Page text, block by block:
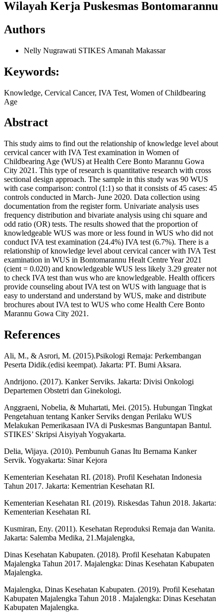
Wilayah Kerja Puskesmas Bontomarannu
Authors
Nelly Nugrawati STIKES Amanah Makassar
Keywords:
Knowledge, Cervical Cancer, IVA Test, Women of Childbearing
Age
Abstract
This study aims to find out the relationship of knowledge level about
cervical cancer with IVA Test examination in Women of
Childbearing Age (WUS) at Health Cere Bonto Marannu Gowa
City 2021. This type of research is quantitative research with cross
sectional design approach. The sample in this study was 90 WUS
with case comparison: control (1:1) so that it consists of 45 cases: 45
controls conducted in March- June 2020. Data collection using
documentation from the register form. Univariate analysis uses
frequency distribution and bivariate analysis using chi square and
odd ratio (OR) tests. The results showed that the proportion of
knowledgeable WUS was more or less found in WUS who did not
conduct IVA test examination (24.4%) IVA test (6.7%). There is a
relationship of knowledge level about cervical cancer with IVA Test
examination in WUS in Bontomarannu Healt Centre Year 2021
(cient = 0.020) and knowledgeable WUS less likely 3.29 greater not
to check IVA test than wus who are knowledgeable. Health officers
provide counseling about IVA test on WUS with language that is
easy to understand and understand by WUS, make and distribute
brochures about IVA test to WUS who come Health Cere Bonto
Marannu Gowa City 2021.
References
Ali, M., & Asrori, M. (2015).Psikologi Remaja: Perkembangan
Peserta Didik.(edisi keempat). Jakarta: PT. Bumi Aksara.
Andrijono. (2017). Kanker Serviks. Jakarta: Divisi Onkologi
Departemen Obstetri dan Ginekologi.
Anggraeni, Nobelia, & Muhartati, Mei. (2015). Hubungan Tingkat
Pengetahuan tentang Kanker Serviks dengan Perilaku WUS
Melakukan Pemerikasaan IVA di Puskesmas Banguntapan Bantul.
STIKES’ Skripsi Aisyiyah Yogyakarta.
Delia, Wijaya. (2010). Pembunuh Ganas Itu Bernama Kanker
Servik. Yogyakarta: Sinar Kejora
Kementerian Kesehatan RI. (2018). Profil Kesehatan Indonesia
Tahun 2017. Jakarta: Kementrian Kesehatan RI.
Kementerian Kesehatan RI. (2019). Riskesdas Tahun 2018. Jakarta:
Kementerian Kesehatan RI.
Kusmiran, Eny. (2011). Kesehatan Reproduksi Remaja dan Wanita.
Jakarta: Salemba Medika, 21.Majalengka,
Dinas Kesehatan Kabupaten. (2018). Profil Kesehatan Kabupaten
Majalengka Tahun 2017. Majalengka: Dinas Kesehatan Kabupaten
Majalengka.
Majalengka, Dinas Kesehatan Kabupaten. (2019). Profil Kesehatan
Kabupaten Majalengka Tahun 2018 . Majalengka: Dinas Kesehatan
Kabupaten Majalengka.